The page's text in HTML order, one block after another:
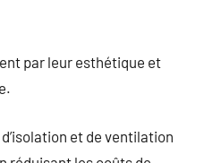
par leur esthétique et
et de ventilation